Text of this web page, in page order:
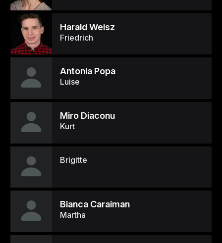
Harald Weisz
Friedrich
Antonia Popa
Luise
Miro Diaconu
Kurt
Brigitte
Bianca Caraiman
Martha